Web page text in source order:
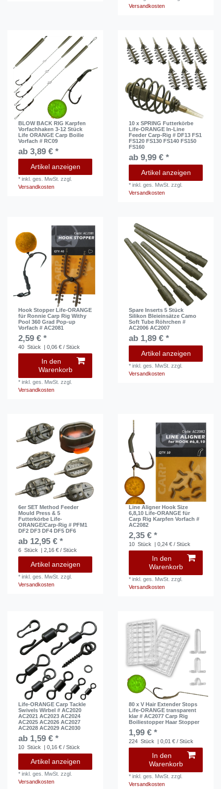
Versandkosten
BLOW BACK RIG Karpfen
Vorfachhaken 3-12 Stück
Life ORANGE Carp Boilie
Vorfach # RC09
ab 3,89 € *
Artikel anzeigen
*inkl. ges. MwSt. zzgl.
Versandkosten
10 x SPRING Futterkörbe
Life-ORANGE In-Line
Feeder Carp-Rig # DF13 FS1
FS120 FS130 FS140 FS150
FS160
ab 9,99 € *
Artikel anzeigen
*inkl. ges. MwSt. zzgl.
Versandkosten
Hook Stopper Life-ORANGE
für Ronnie Carp Rig Withy
Pool 360 Grad Pop-up
Vorfach # AC2081
2,59 € *
40 Stück | 0,06 € / Stück
In den
Warenkorb
*inkl. ges. MwSt. zzgl.
Versandkosten
Spare Inserts 5 Stück
Silikon Bleieinsätze Camo
Soft Tube Röhrchen #
AC2006 AC2007
ab 1,89 € *
Artikel anzeigen
*inkl. ges. MwSt. zzgl.
Versandkosten
6er SET Method Feeder
Mould Press & 5
Futterkörbe Life-
ORANGE/Carp-Rig # PFM1
DF2 DF3 DF4 DF5 DF6
ab 12,95 € *
6 Stück | 2,16 € / Stück
Artikel anzeigen
*inkl. ges. MwSt. zzgl.
Versandkosten
Line Aligner Hook Size
6,8,10 Life-ORANGE für
Carp Rig Karpfen Vorfach #
AC2082
2,35 € *
10 Stück | 0,24 € / Stück
In den
Warenkorb
*inkl. ges. MwSt. zzgl.
Versandkosten
Life-ORANGE Carp Tackle
Swivels Wirbel # AC2020
AC2021 AC2023 AC2024
AC2025 AC2026 AC2027
AC2028 AC2029 AC2030
ab 1,59 € *
10 Stück | 0,16 € / Stück
Artikel anzeigen
*inkl. ges. MwSt. zzgl.
Versandkosten
80 x V Hair Extender Stops
Life-ORANGE transparent
klar # AC2077 Carp Rig
Boiliestopper Haar Stopper
1,99 € *
224 Stück | 0,01 € / Stück
In den
Warenkorb
*inkl. ges. MwSt. zzgl.
Versandkosten